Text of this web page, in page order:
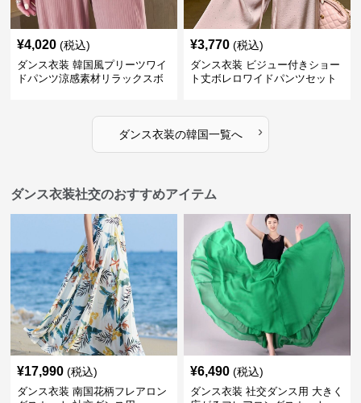
¥4,020 (税込)
ダンス衣装 韓国風プリーツワイ
ドパンツ涼感素材リラックスボ
¥3,770 (税込)
ダンス衣装 ビジュー付きショー
ト丈ボレロワイドパンツセット
ダンス衣装の韓国一覧へ ›
ダンス衣装社交のおすすめアイテム
¥17,990 (税込)
ダンス衣装 南国花柄フレアロン
¥6,490 (税込)
ダンス衣装 社交ダンス用 大きく